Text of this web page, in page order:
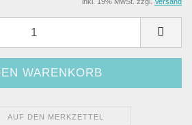
AUF DEN MERKZETTEL